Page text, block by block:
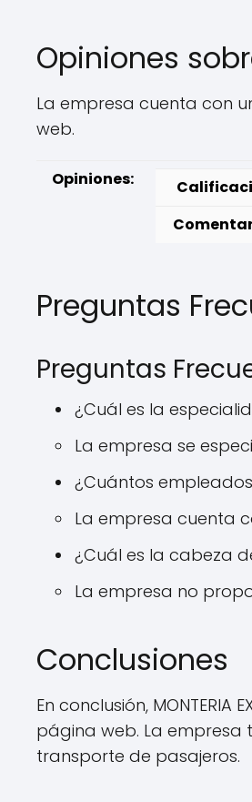
Opiniones
La empresa cuenta con
web.
Opiniones:
Preguntas
Preguntas
¿Cuál es la
La empresa se
¿Cuántos
La empresa cuenta
¿Cuál es la cabeza
La empresa no
Conclusiones
En conclusión,
página web. La empresa
transporte de pasajeros.